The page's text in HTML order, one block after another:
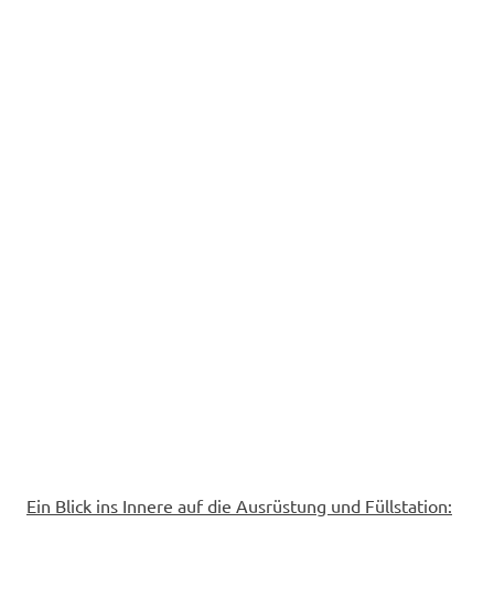
Ein Blick ins Innere auf die Ausrüstung und Füllstation: